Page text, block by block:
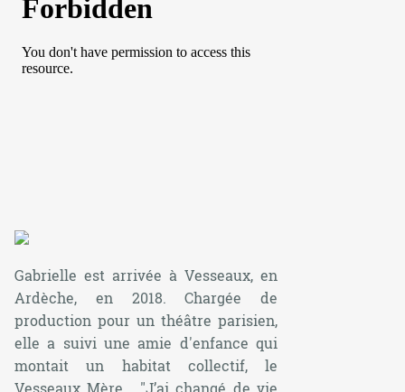
Gabrielle est arrivée à Vesseaux, en
Ardèche, en 2018. Chargée de
production pour un théâtre parisien,
elle a suivi une amie d'enfance qui
montait un habitat collectif, le
Vesseaux Mère. "J’ai changé de vie